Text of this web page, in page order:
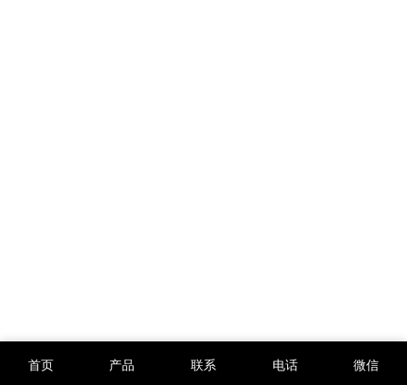
首页 产品 联系 电话 微信